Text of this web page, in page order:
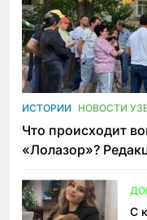
ИСТОРИИ НОВОСТИ
Что происходит
«Лолазор»?
С